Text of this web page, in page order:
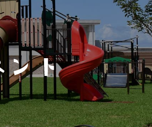
よくある質問
周辺スポット